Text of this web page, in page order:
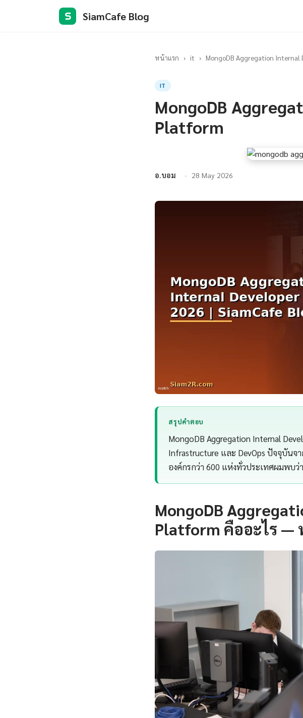
S SiamCafe Blog
หน้าแรก › it › MongoDB Aggregation Internal
IT
MongoDB
Platform
อ.บอม 28 May 2026
สรุปคำตอบ
MongoDB Aggregation Internal
Infrastructure และ DevOps ปัจจุบัน
องค์กรกว่า 600 แห่งทั่วประเทศผมพบว่
MongoDB
Platform คืออะไร —